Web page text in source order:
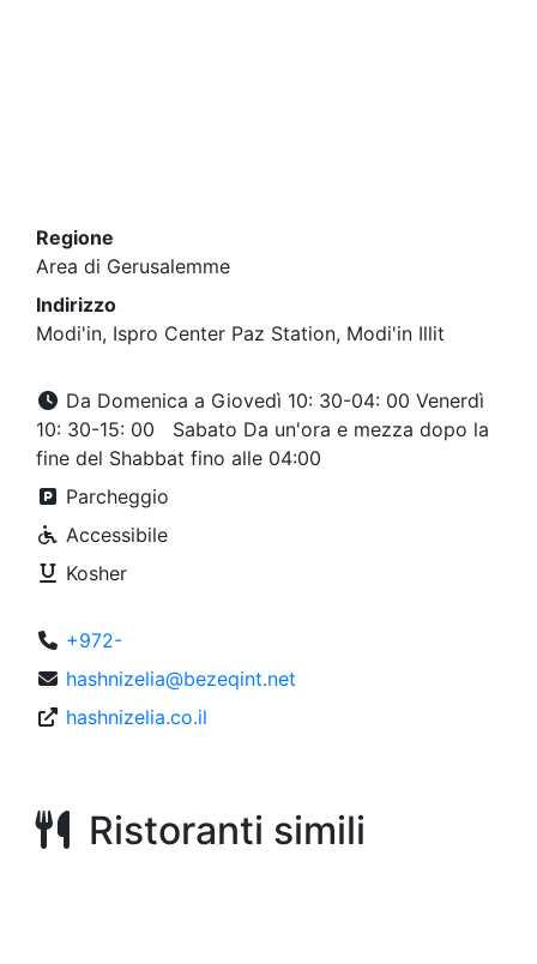
Regione
Area di Gerusalemme
Indirizzo
Modi'in, Ispro Center Paz Station, Modi'in Illit
Da Domenica a Giovedì 10: 30-04: 00 Venerdì
10: 30-15: 00 Sabato Da un'ora e mezza dopo la
fine del Shabbat fino alle 04:00
Parcheggio
Accessibile
Kosher
+972-
hashnizelia@bezeqint.net
hashnizelia.co.il
Ristoranti simili